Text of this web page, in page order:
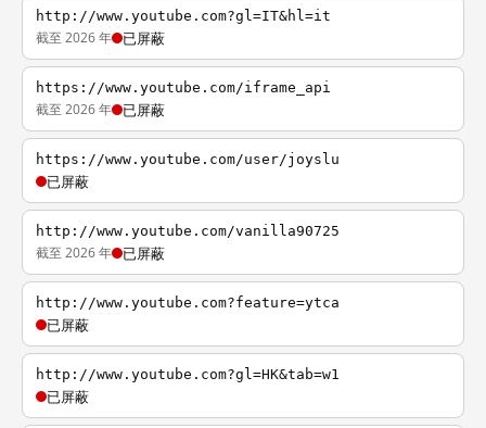
http://www.youtube.com?gl=IT&hl=it
截至 2026 年 已屏蔽
https://www.youtube.com/iframe_api
截至 2026 年 已屏蔽
https://www.youtube.com/user/joyslu
已屏蔽
http://www.youtube.com/vanilla90725
截至 2026 年 已屏蔽
http://www.youtube.com?feature=ytca
已屏蔽
http://www.youtube.com?gl=HK&tab=w1
已屏蔽